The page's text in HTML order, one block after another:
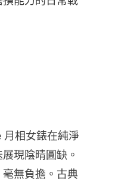
月相女錶在純淨
現陰晴圓缺。
無負擔。古典